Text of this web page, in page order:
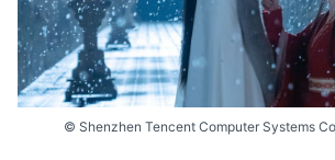
© Shenzhen Tencent Computer Systems